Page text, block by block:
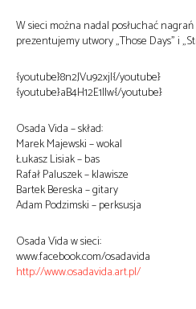
W sieci można nadal posłuchać nagrań
prezentujemy utwory „Those Days” i
{youtube}8n2JVu92xjI{/youtube}
{youtube}aB4H12E1IIw{/youtube}
Osada Vida – skład:
Marek Majewski – wokal
Łukasz Lisiak – bas
Rafał Paluszek – klawisze
Bartek Bereska – gitary
Adam Podzimski – perksusja
Osada Vida w sieci:
www.facebook.com/osadavida
http://www.osadavida.art.pl/